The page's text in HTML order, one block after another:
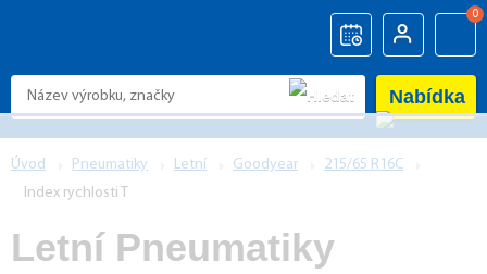
0
Nabídka
Úvod Pneumatiky Letní Goodyear
215/65 R16C
Index rychlosti T
Letní Pneumatiky